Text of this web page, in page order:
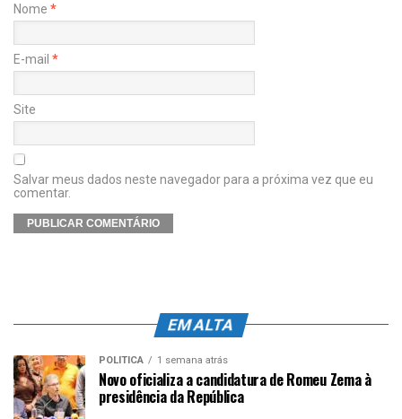
Nome *
E-mail *
Site
Salvar meus dados neste navegador para a próxima vez que eu
comentar.
EM ALTA
POLÍTICA 1 semana atrás
Novo oficializa a candidatura de Romeu Zema à
presidência da República